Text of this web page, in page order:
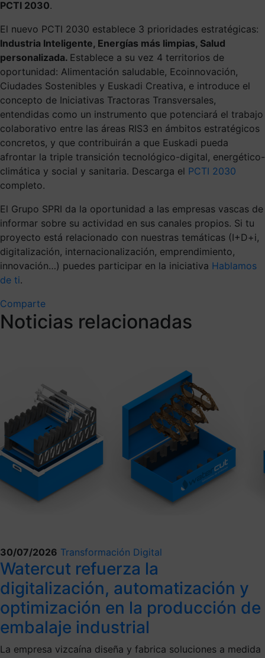
PCTI 2030.
El nuevo PCTI 2030 establece 3 prioridades estratégicas:
Industria Inteligente, Energías más limpias, Salud
personalizada. Establece a su vez 4 territorios de
oportunidad: Alimentación saludable, Ecoinnovación,
Ciudades Sostenibles y Euskadi Creativa, e introduce el
concepto de Iniciativas Tractoras Transversales,
entendidas como un instrumento que potenciará el trabajo
colaborativo entre las áreas RIS3 en ámbitos estratégicos
concretos, y que contribuirán a que Euskadi pueda
afrontar la triple transición tecnológico-digital, energético-
climática y social y sanitaria. Descarga el PCTI 2030
completo.
El Grupo SPRI da la oportunidad a las empresas vascas de
informar sobre su actividad en sus canales propios. Si tu
proyecto está relacionado con nuestras temáticas (I+D+i,
digitalización, internacionalización, emprendimiento,
innovación…) puedes participar en la iniciativa Hablamos
de ti.
Comparte
Noticias relacionadas
30/07/2026 Transformación Digital
Watercut refuerza la
digitalización, automatización y
optimización en la producción de
embalaje industrial
La empresa vizcaína diseña y fabrica soluciones a medida